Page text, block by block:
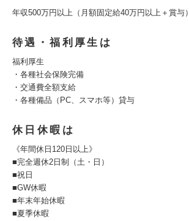
年収500万円以上（月額固定給40万円以上＋賞与）
待遇・福利厚生は
福利厚生
・各種社会保険完備
・交通費全額支給
・各種備品（PC、スマホ等）貸与
休日休暇は
《年間休日120日以上》
■完全週休2日制（土・日）
■祝日
■GW休暇
■年末年始休暇
■夏季休暇